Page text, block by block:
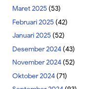
Maret 2025 (53)
Februari 2025 (42)
Januari 2025 (52)
Desember 2024(43)
November 2024(52)
Oktober 2024(71)